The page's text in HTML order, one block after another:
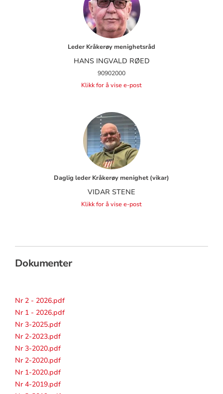
Leder Kråkerøy menighetsråd
HANS INGVALD RØED
90902000
Klikk for å vise e-post
Daglig leder Kråkerøy menighet (vikar)
VIDAR STENE
Klikk for å vise e-post
Dokumenter
Nr 2 - 2026.pdf
Nr 1 - 2026.pdf
Nr 3-2025.pdf
Nr 2-2023.pdf
Nr 3-2020.pdf
Nr 2-2020.pdf
Nr 1-2020.pdf
Nr 4-2019.pdf